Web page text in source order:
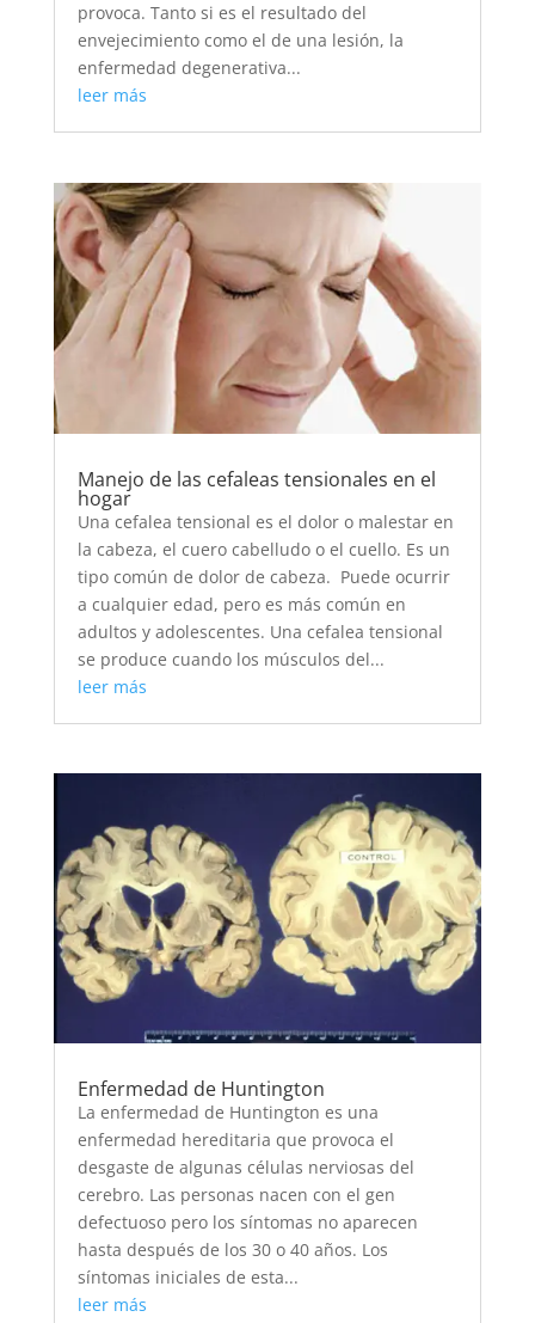
provoca. Tanto si es el resultado del
envejecimiento como el de una lesión, la
enfermedad degenerativa...
leer más
Manejo de las cefaleas tensionales en el
hogar
Una cefalea tensional es el dolor o malestar en
la cabeza, el cuero cabelludo o el cuello. Es un
tipo común de dolor de cabeza. Puede ocurrir
a cualquier edad, pero es más común en
adultos y adolescentes. Una cefalea tensional
se produce cuando los músculos del...
leer más
Enfermedad de Huntington
La enfermedad de Huntington es una
enfermedad hereditaria que provoca el
desgaste de algunas células nerviosas del
cerebro. Las personas nacen con el gen
defectuoso pero los síntomas no aparecen
hasta después de los 30 o 40 años. Los
síntomas iniciales de esta...
leer más